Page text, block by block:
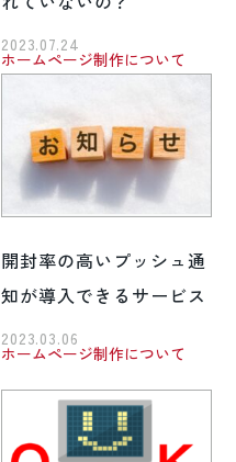
2023.07.24
ホームページ制作について
開封率の高いプッシュ通
知が導入できるサービス
2023.03.06
ホームページ制作について